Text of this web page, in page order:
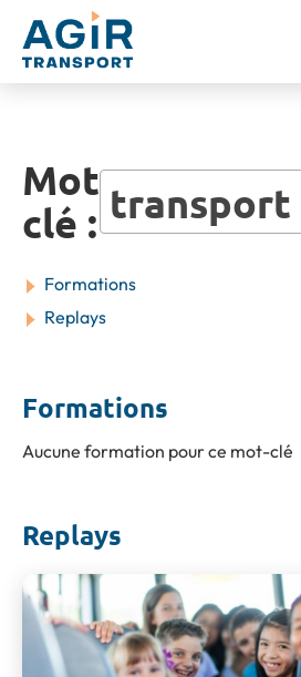
Mot
clé : transport
Formations
Replays
Formations
Aucune formation pour ce mot-clé
Replays